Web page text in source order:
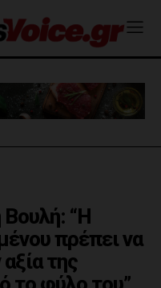
“Η
πρέπει να
της